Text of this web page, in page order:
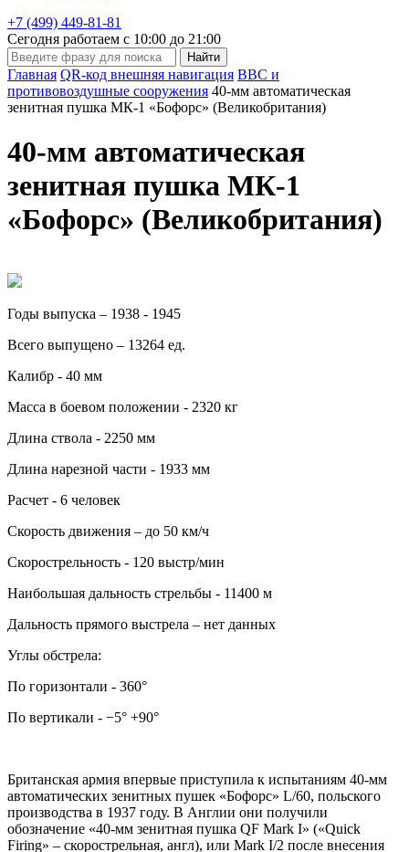
+7 (499) 449-81-81
Сегодня работаем с 10:00 до 21:00
Главная QR-код внешняя навигация BВС и
противовоздушные сооружения 40-мм автоматическая
зенитная пушка МК-1 «Бофорс» (Великобритания)
40-мм автоматическая
зенитная пушка МК-1
«Бофорс» (Великобритания)
Годы выпуска – 1938 - 1945
Всего выпущено – 13264 ед.
Калибр - 40 мм
Масса в боевом положении - 2320 кг
Длина ствола - 2250 мм
Длина нарезной части - 1933 мм
Расчет - 6 человек
Скорость движения – до 50 км/ч
Скорострельность - 120 выстр/мин
Наибольшая дальность стрельбы - 11400 м
Дальность прямого выстрела – нет данных
Углы обстрела:
По горизонтали - 360°
По вертикали - −5° +90°
Британская армия впервые приступила к испытаниям 40-мм
автоматических зенитных пушек «Бофорс» L/60, польского
производства в 1937 году. В Англии они получили
обозначение «40-мм зенитная пушка QF Mark I» («Quick
Firing» – скорострельная, англ), или Mark I/2 после внесения